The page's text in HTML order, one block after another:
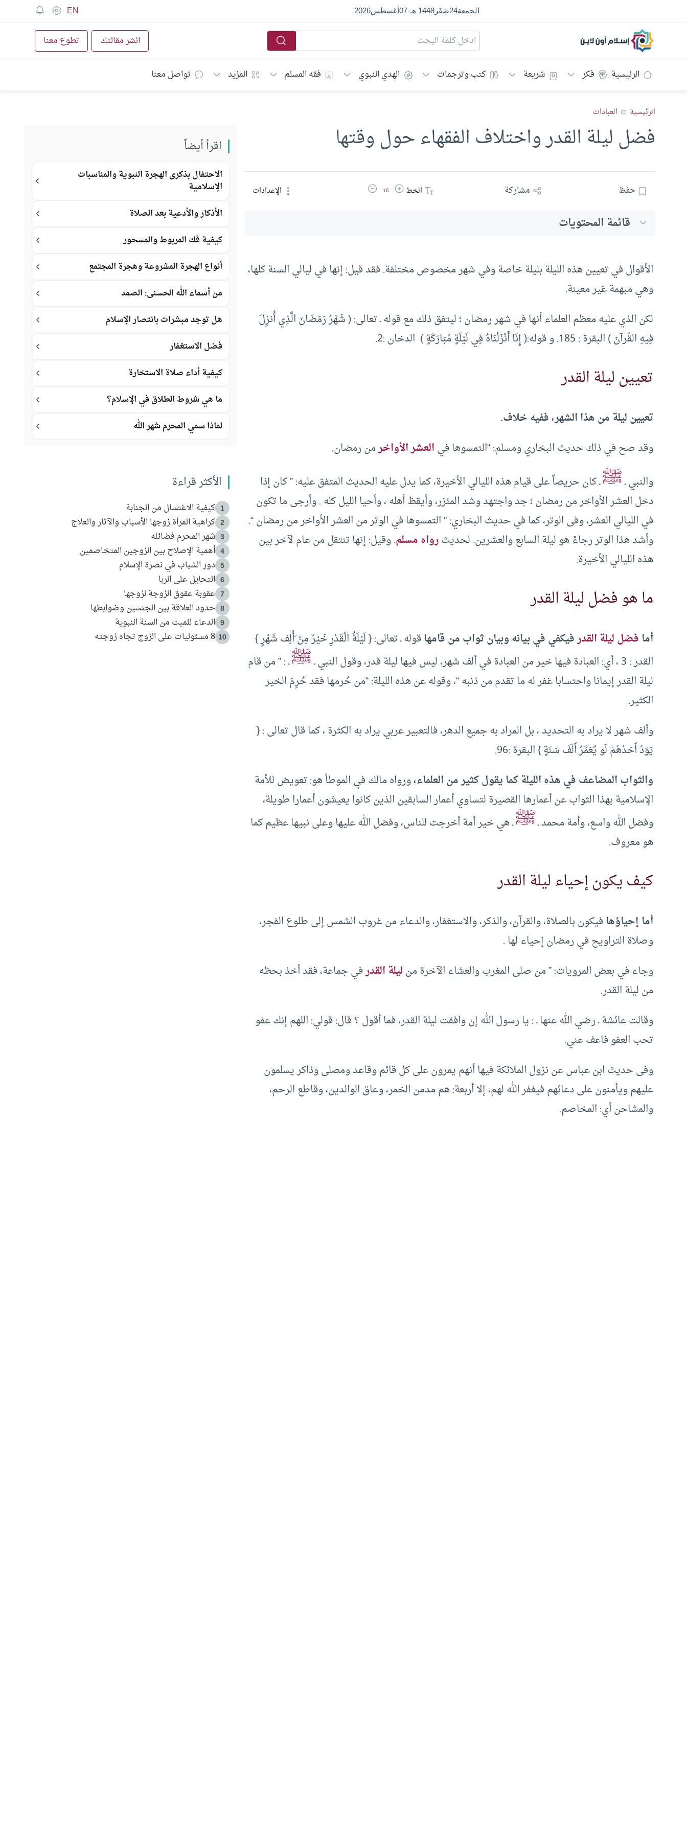
الجمعة24صَفَر1448 هـ -
07أغسطس2026
EN
إسلام أون لاين انشر مقالتك تطوع معنا
الرئيسية فكر شريعة كتب وترجمات الهدي النبوي فقه المسلم المزيد تواصل معنا
الرئيسية العبادات
فضل ليلة القدر واختلاف الفقهاء حول وقتها
حفظ مشاركة الخطزيادة حجم الخط
16 تقليل حجم الخط الإعدادات
قائمة المحتويات
الأقوال في تعيين هذه الليلة بليلة خاصة وفي شهر مخصوص مختلفة. فقد قيل: إنها في ليالي السنة كلها،
وهي مبهمة غير معينة.
لكن الذي عليه معظم العلماء أنها في شهر رمضان ؛ ليتفق ذلك مع قوله ـ تعالى: ( شَهْرُ رَمَضَانَ الَّذِي أُنزِلَ
فِيهِ القُرآنَ ) البقرة : 185. و قوله:( إِنَا أَنْزَلْنَاهُ فِي لَيْلَةٍ مُبَارَكَةٍ ) الدخان :2.
تعيين ليلة القدر
تعيين ليلة من هذا الشهر، ففيه خلاف.
وقد صح في ذلك حديث البخاري ومسلم: “التمسوها فيالعشر الأواخرمن رمضان.
والنبي ـﷺـ كان حريصاً على قيام هذه الليالي الأخيرة، كما يدل عليه الحديث المتفق عليه: ” كان إذا
دخل العشر الأواخر من رمضان ؛ جد واجتهد وشد المئزر، وأيقظ أهله ، وأحيا الليل كله . وأرجى ما تكون
في الليالي العشر، وفى الوتر، كما في حديث البخاري: ” التمسوها في الوتر من العشر الأواخر من رمضان “.
وأشد هذا الوتر رجاءً هو ليلة السابع والعشرين. لحديثرواه مسلم. وقيل: إنها تنتقل من عام لآخر بين
هذه الليالي الأخيرة.
ما هو فضل ليلة القدر
أمافضل ليلة القدرفيكفي في بيانه وبيان ثواب من قامهاقوله ـ تعالى: { لَيْلَةُ الْقَدْرِ خَيْرٌ مِنْ َأْلِف شَهْرٍ }
القدر : 3 ، أي: العبادة فيها خير من العبادة في ألف شهر، ليس فيها ليلة قدر، وقول النبي ـ
ﷺـ : ” من قام
ليلة القدر إيمانا واحتسابا غفر له ما تقدم من ذنبه “، وقوله عن هذه الليلة: “من حُرمها فقد حُرِمَ الخير
الكثير.
وألف شهر لا يراد به التحديد ، بل المراد به جميع الدهر، فالتعبير عربي يراد به الكثرة ، كما قال تعالى : {
يَوَدُ أَحَدُهُمْ لَو يُعَمَّرُ أَلْفَ سَنَةٍ } البقرة :96.
والثواب المضاعف في هذه الليلة كما يقول كثير من العلماء،ورواه مالك في الموطأ هو: تعويض للأمة
الإسلامية بهذا الثواب عن أعمارها القصيرة لتساوي أعمار السابقين الذين كانوا يعيشون أعمارا طويلة،
وفضل الله واسع، وأمة محمد ـﷺـ هي خير أمة أخرجت للناس، وفضل الله عليها وعلى نبيها عظيم كما
هو معروف.
كيف يكون إحياء ليلة القدر
أما إحياؤهافيكون بالصلاة، والقرآن، والذكر، والاستغفار، والدعاء من غروب الشمس إلى طلوع الفجر،
وصلاة التراويح في رمضان إحياء لها .
وجاء في بعض المرويات: ” من صلى المغرب والعشاء الآخرة منليلة القدرفي جماعة، فقد أخذ بحظه
من ليلة القدر.
وقالت عائشة ـ رضي الله عنها ـ : يا رسول الله إن وافقت ليلة القدر، فما أقول ؟ قال: قولي: اللهم إنك عفو
تحب العفو فاعف عني.
وفى حديث ابن عباس عن نزول الملائكة فيها أنهم يمرون على كل قائم وقاعد ومصلى وذاكر يسلمون
عليهم ويأمنون على دعائهم فيغفر الله لهم، إلا أربعة: هم مدمن الخمر، وعاق الوالدين، وقاطع الرحم،
والمشاحن أي: المخاصم.
اقرأ أيضاً
الاحتفال بذكرى الهجرة النبوية والمناسبات
الإسلامية
الأذكار والأدعية بعد الصلاة
كيفية فك المربوط والمسحور
أنواع الهجرة المشروعة وهجرة المجتمع
من أسماء الله الحسنى: الصمد
هل توجد مبشرات بانتصار الإسلام
فضل الاستغفار
كيفية أداء صلاة الاستخارة
ما هي شروط الطلاق في الإسلام؟
لماذا سمي المحرم شهر الله
الأكثر قراءة
1 كيفية الاغتسال من الجنابة
2 كراهية المرأة زوجها الأسباب والآثار والعلاج
3 شهر المحرم فضائله
4 أهمية الإصلاح بين الزوجين المتخاصمين
5 دور الشباب في نصرة الإسلام
6 التحايل على الربا
7 عقوبة عقوق الزوجة لزوجها
8 حدود العلاقة بين الجنسين وضوابطها
9 الدعاء للميت من السنة النبوية
10 8 مسئوليات على الزوج تجاه زوجته